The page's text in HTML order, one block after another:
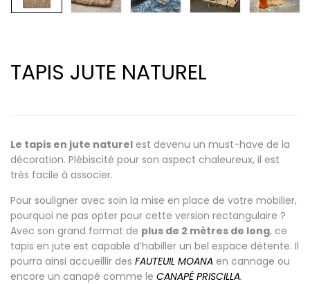
TAPIS JUTE NATUREL
Le tapis en jute naturel est devenu un must-have de la
décoration. Plébiscité pour son aspect chaleureux, il est
très facile à associer.
Pour souligner avec soin la mise en place de votre mobilier,
pourquoi ne pas opter pour cette version rectangulaire ?
Avec son grand format de plus de 2 mètres de long, ce
tapis en jute est capable d’habiller un bel espace détente. Il
pourra ainsi accueillir des FAUTEUIL MOANA en cannage ou
encore un canapé comme le CANAPÉ PRISCILLA.